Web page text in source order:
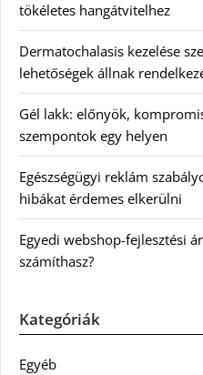
tökéletes hangátvitelhez
Dermatochalasis kezelése
lehetőségek állnak
Gél lakk: előnyök,
szempontok egy helyen
Egészségügyi reklám
hibákat érdemes elkerülni
Egyedi webshop-fejlesztési
számíthasz?
Kategóriák
Egyéb